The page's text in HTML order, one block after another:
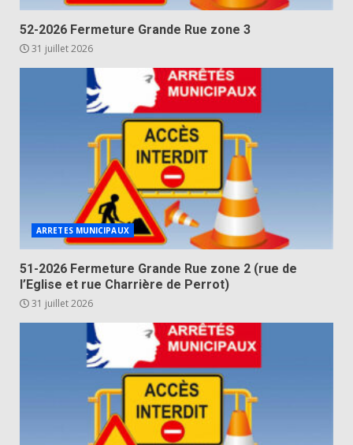
52-2026 Fermeture Grande Rue zone 3
31 juillet 2026
ARRETES MUNICIPAUX
51-2026 Fermeture Grande Rue zone 2 (rue de
l’Eglise et rue Charrière de Perrot)
31 juillet 2026